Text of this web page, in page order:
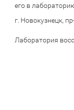
его в
г. Новокузнецк,
Лаборатория